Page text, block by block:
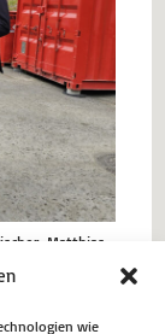
wie
Matthias